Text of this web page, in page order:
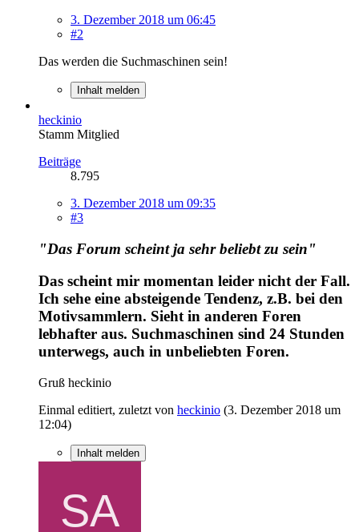
3. Dezember 2018 um 06:45
#2
Das werden die Suchmaschinen sein!
Inhalt melden
heckinio
Stamm Mitglied
Beiträge
8.795
3. Dezember 2018 um 09:35
#3
"Das Forum scheint ja sehr beliebt zu sein"
Das scheint mir momentan leider nicht der Fall.
Ich sehe eine absteigende Tendenz, z.B. bei den
Motivsammlern. Sieht in anderen Foren
lebhafter aus. Suchmaschinen sind 24 Stunden
unterwegs, auch in unbeliebten Foren.
Gruß heckinio
Einmal editiert, zuletzt von heckinio (3. Dezember 2018 um
12:04)
Inhalt melden